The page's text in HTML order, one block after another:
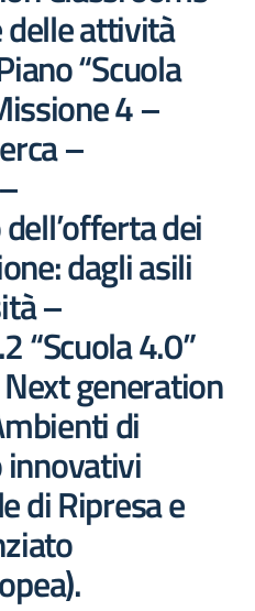
delle attività
“Scuola
4 –
–
dei
dagli asili
–
“Scuola 4.0”
generation
di
di Ripresa e